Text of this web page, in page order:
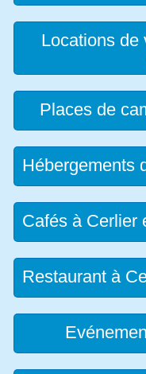
Locations de
Places de
Hébergements
Cafés à Cerlier
Restaurant à